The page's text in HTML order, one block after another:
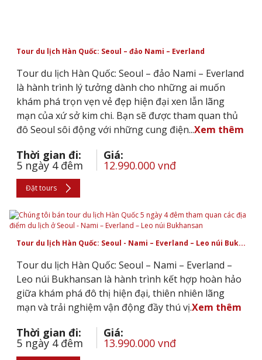
Tour du lịch Hàn Quốc: Seoul – đảo Nami – Everland
Tour du lịch Hàn Quốc: Seoul – đảo Nami – Everland
là hành trình lý tưởng dành cho những ai muốn
khám phá trọn vẹn vẻ đẹp hiện đại xen lẫn lãng
mạn của xứ sở kim chi. Bạn sẽ được tham quan thủ
đô Seoul sôi động với những cung điện...Xem thêm
Thời gian đi:
5 ngày 4 đêm
Giá:
12.990.000 vnđ
Đặt tours
Tour du lịch Hàn Quốc: Seoul - Nami – Everland – Leo núi Buk...
Tour du lịch Hàn Quốc: Seoul – Nami – Everland –
Leo núi Bukhansan là hành trình kết hợp hoàn hảo
giữa khám phá đô thị hiện đại, thiên nhiên lãng
mạn và trải nghiệm vận động đầy thú vị.Xem thêm
Thời gian đi:
5 ngày 4 đêm
Giá:
13.990.000 vnđ